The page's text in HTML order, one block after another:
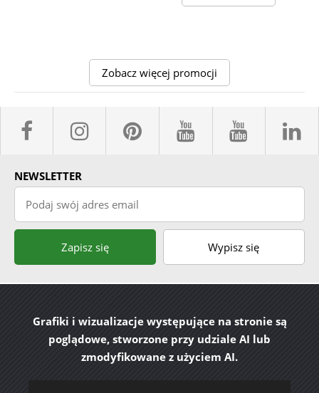
Zobacz więcej promocji
facebook sklepyBELPOL
instagram
pinterestyoutube
NEWSLETTER
Podaj swój adres email
Zapisz się Wypisz się
Grafiki i wizualizacje występujące na stronie są
poglądowe, stworzone przy udziale AI lub
zmodyfikowane z użyciem AI.